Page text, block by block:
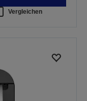
Vergleichen